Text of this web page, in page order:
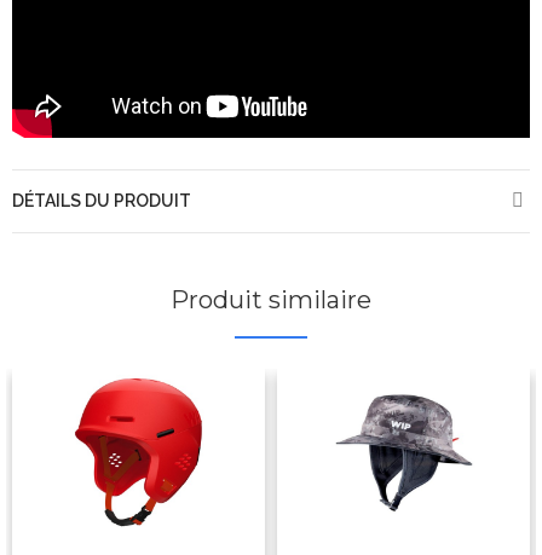
DÉTAILS DU PRODUIT
Produit similaire